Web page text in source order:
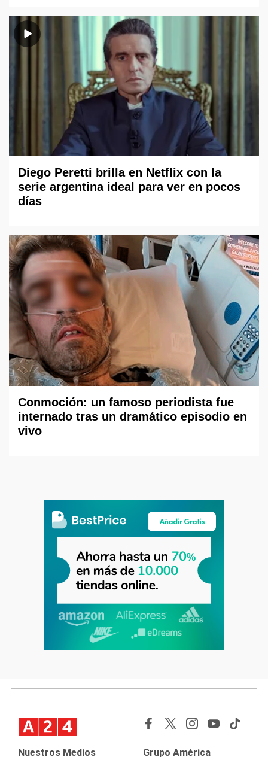
Diego Peretti brilla en Netflix con la
serie argentina ideal para ver en pocos
días
Conmoción: un famoso periodista fue
internado tras un dramático episodio en
vivo
Nuestros Medios Grupo América